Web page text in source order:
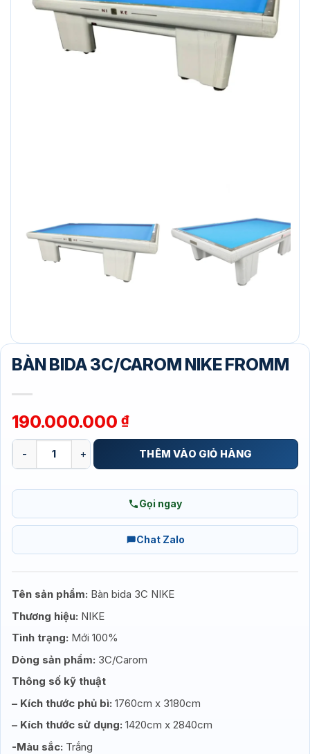
BÀN BIDA 3C/CAROM NIKE FROMM
190.000.000 ₫
BÀN BIDA 3C/CAROM NIKE FROMM số lượng
THÊM VÀO GIỎ HÀNG
Gọi ngay
Chat Zalo
Tên sản phẩm: Bàn bida 3C NIKE
Thương hiệu: NIKE
Tình trạng: Mới 100%
Dòng sản phẩm: 3C/Carom
Thông số kỹ thuật
– Kích thước phủ bì: 1760cm x 3180cm
– Kích thước sử dụng: 1420cm x 2840cm
-Màu sắc: Trắng